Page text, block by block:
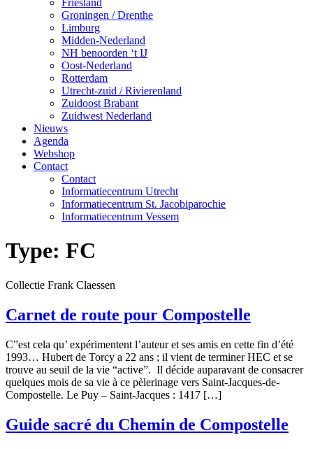
Friesland
Groningen / Drenthe
Limburg
Midden-Nederland
NH benoorden ‘t IJ
Oost-Nederland
Rotterdam
Utrecht-zuid / Rivierenland
Zuidoost Brabant
Zuidwest Nederland
Nieuws
Agenda
Webshop
Contact
Contact
Informatiecentrum Utrecht
Informatiecentrum St. Jacobiparochie
Informatiecentrum Vessem
Type: FC
Collectie Frank Claessen
Carnet de route pour Compostelle
C”est cela qu’ expérimentent l’auteur et ses amis en cette fin d’été
1993… Hubert de Torcy a 22 ans ; il vient de terminer HEC et se
trouve au seuil de la vie “active”. Il décide auparavant de consacrer
quelques mois de sa vie à ce pèlerinage vers Saint-Jacques-de-
Compostelle. Le Puy – Saint-Jacques : 1417 […]
Guide sacré du Chemin de Compostelle